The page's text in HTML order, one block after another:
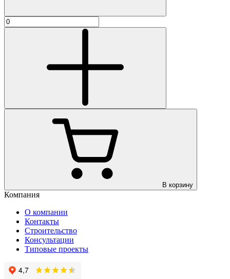
В корзину
Компания
О компании
Контакты
Строительство
Консультации
Типовые проекты